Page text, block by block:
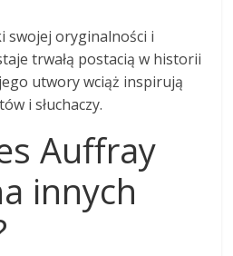
swojej oryginalności i
trwałą postacią w historii
utwory wciąż inspirują
i słuchaczy.
Auffray
innych